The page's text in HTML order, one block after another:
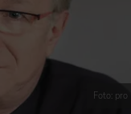
Foto: pro